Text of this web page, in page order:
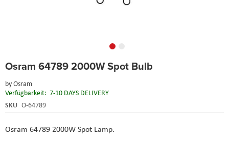
Osram 64789 2000W Spot Bulb
byOsram
Verfügbarkeit: 7-10 DAYS DELIVERY
SKU O-64789
Osram 64789 2000W Spot Lamp.
to
beginning
of
the